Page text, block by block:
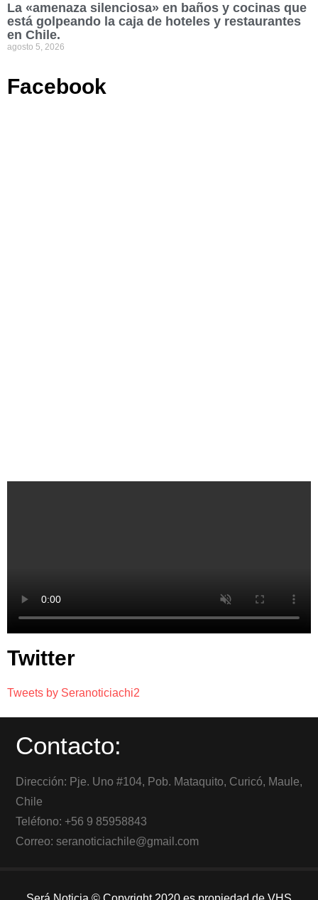
La «amenaza silenciosa» en baños y cocinas que
está golpeando la caja de hoteles y restaurantes
en Chile.
agosto 5, 2026
Facebook
Twitter
Tweets by Seranoticiachi2
Contacto:
Dirección: Pje. Uno #104, Pob. Mataquito, Curicó, Maule,
Chile
Teléfono: +56 9 85958843
Correo: seranoticiachile@gmail.com